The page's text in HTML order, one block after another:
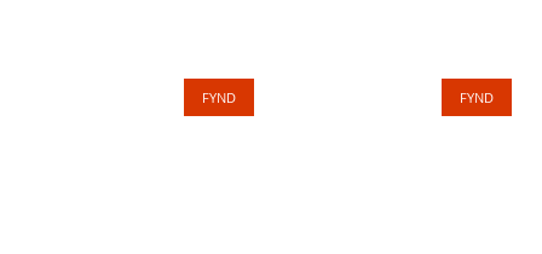
FYND FYND